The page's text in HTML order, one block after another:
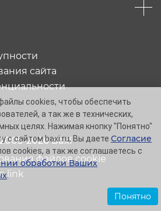
2026 Baxi
сайта
файлов cookie
link
cookies, чтобы обеспечить
а так же в технических,
целях. Нажимая кнопку "Понятно"
с сайтом baxi.ru, Вы даете Согласие
cookies, а так же соглашаетесь с
обработки Ваших
.
Понятно